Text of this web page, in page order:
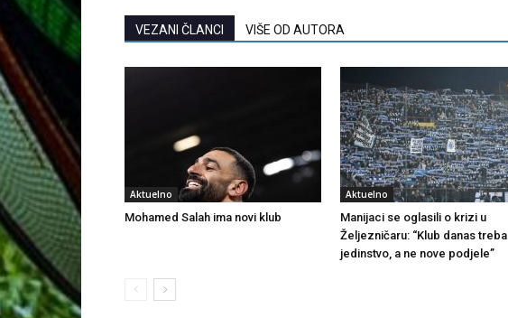
VEZANI ČLANCI VIŠE OD AUTORA
Aktuelno
Mohamed Salah ima novi klub
Aktuelno
Manijaci se oglasili o krizi u
Željezničaru: “Klub danas treba
jedinstvo, a ne nove podjele”